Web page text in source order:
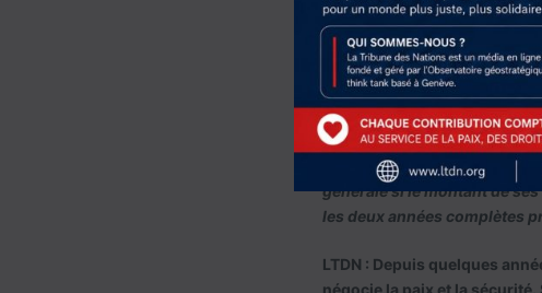
Le SG a fait plusieurs
déjà mises en œuvre dans
budgétisation annuelle ainsi
Parmi les autres suggestions
l’abaissement du seuil de
actuelle, l’Article 19 de la
retard dans le paiement de
générale si le montant de
les deux années complètes
LTDN : Depuis quelques
négocie la paix et la